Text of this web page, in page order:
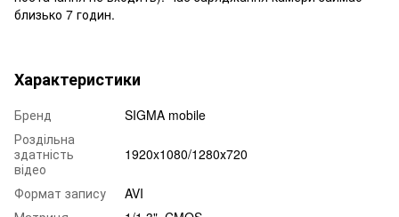
близько 7 годин.
Характеристики
Бренд
SIGMA mobile
Роздільна
здатність
відео
1920x1080/1280х720
Формат запису
AVI